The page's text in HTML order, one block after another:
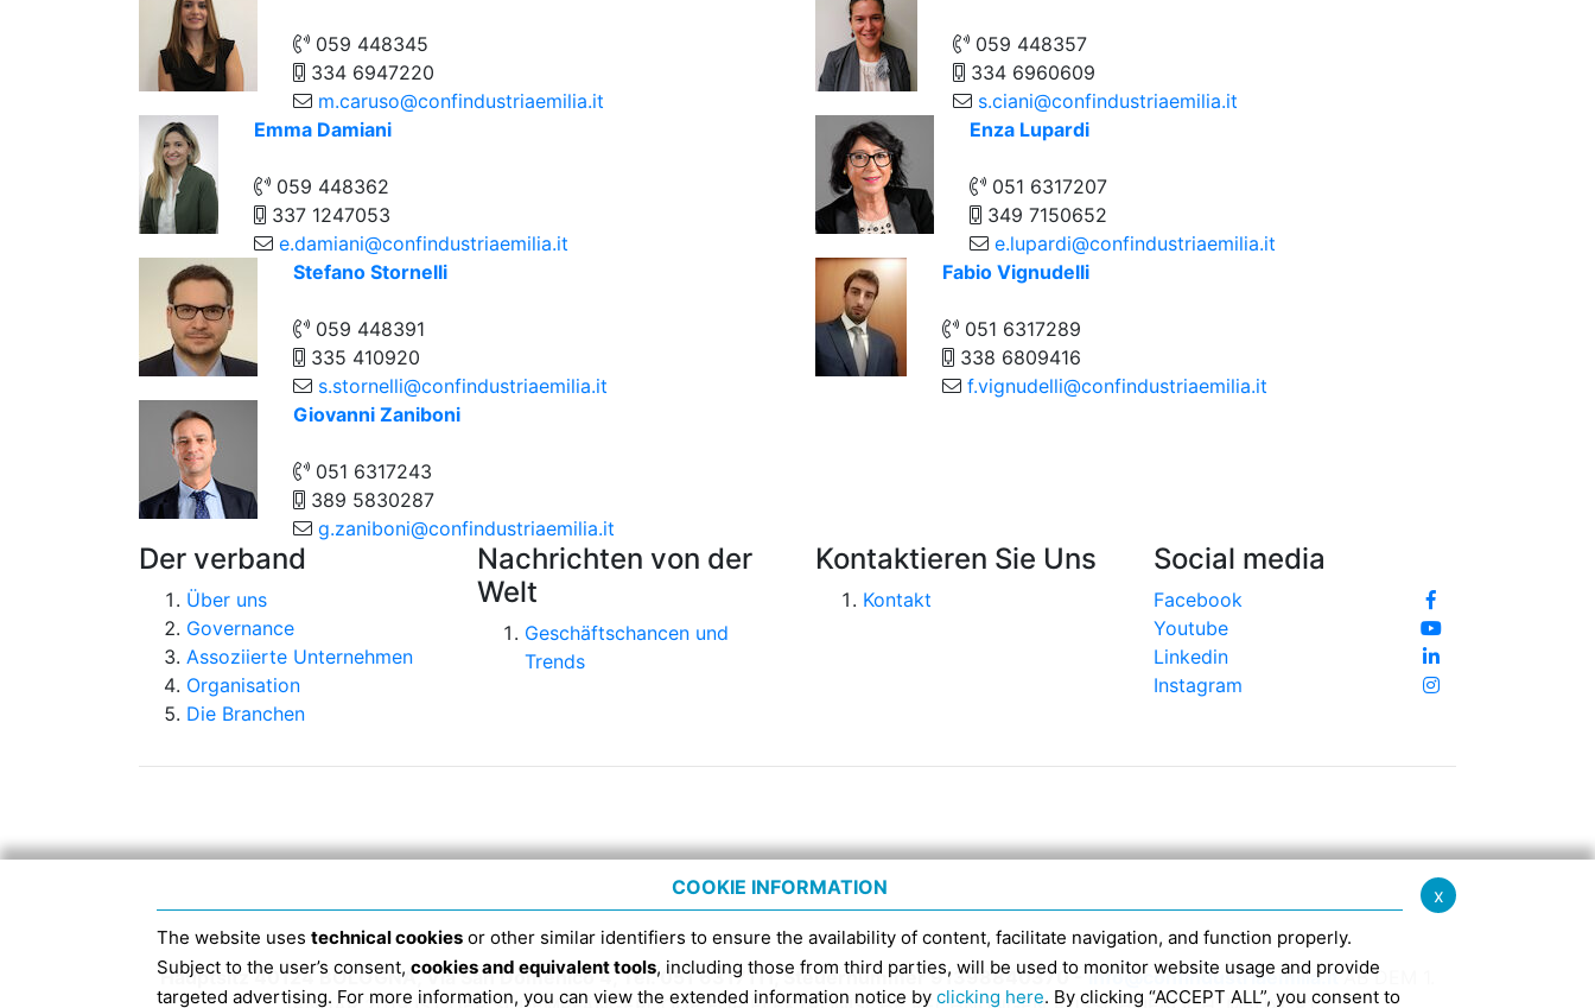
059 448345
334 6947220
m.caruso@confindustriaemilia.it
059 448357
334 6960609
s.ciani@confindustriaemilia.it
Emma Damiani
059 448362
337 1247053
e.damiani@confindustriaemilia.it
Enza Lupardi
051 6317207
349 7150652
e.lupardi@confindustriaemilia.it
Stefano Stornelli
059 448391
335 410920
s.stornelli@confindustriaemilia.it
Fabio Vignudelli
051 6317289
338 6809416
f.vignudelli@confindustriaemilia.it
Giovanni Zaniboni
051 6317243
389 5830287
g.zaniboni@confindustriaemilia.it
Der verband
Über uns
Governance
Assoziierte Unternehmen
Organisation
Die Branchen
Nachrichten von der
Welt
Geschäftschancen und
Trends
Kontaktieren Sie Uns
Kontakt
Social media
Facebook
Youtube
Linkedin
Instagram
Hauptsitz 40124 BOLOGNA, Via San Domenico 4, Tel. 051 6317111, Steuernummer 91398840370 -info@confindustriaemilia.it AB DEM 1.
x
COOKIE INFORMATION
The website uses technical cookies or other similar identifiers to ensure the availability of content, facilitate navigation, and function properly.
Subject to the user’s consent, cookies and equivalent tools, including those from third parties, will be used to monitor website usage and provide
targeted advertising. For more information, you can view the extended information notice by clicking here. By clicking “ACCEPT ALL”, you consent to